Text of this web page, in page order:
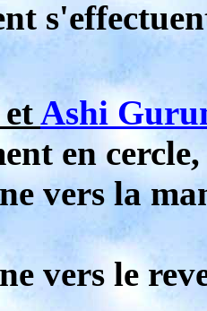
etAshi
en
vers la
vers le